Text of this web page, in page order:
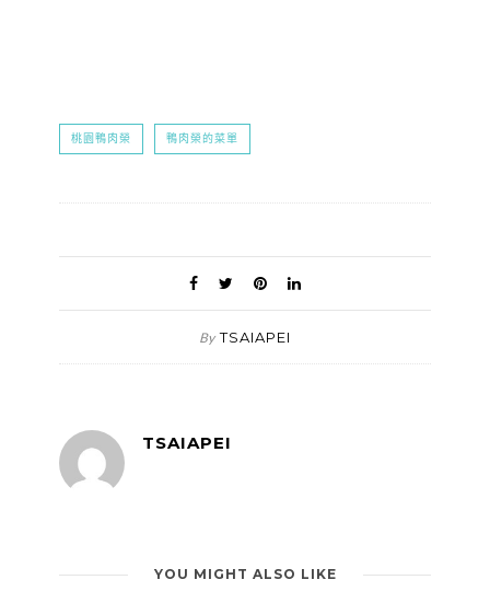
桃園鴨肉榮 鴨肉榮的菜單
By TSAIAPEI
TSAIAPEI
YOU MIGHT ALSO LIKE